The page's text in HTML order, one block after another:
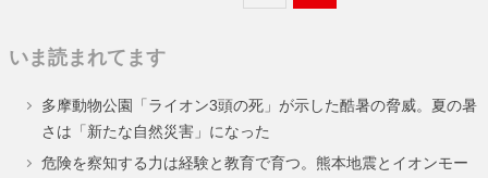
ー
ジ
ー
ジ
いま読まれてます
多摩動物公園「ライオン3頭の死」が示した酷暑の脅威。夏の暑
さは「新たな自然災害」になった
危険を察知する力は経験と教育で育つ。熊本地震とイオンモー